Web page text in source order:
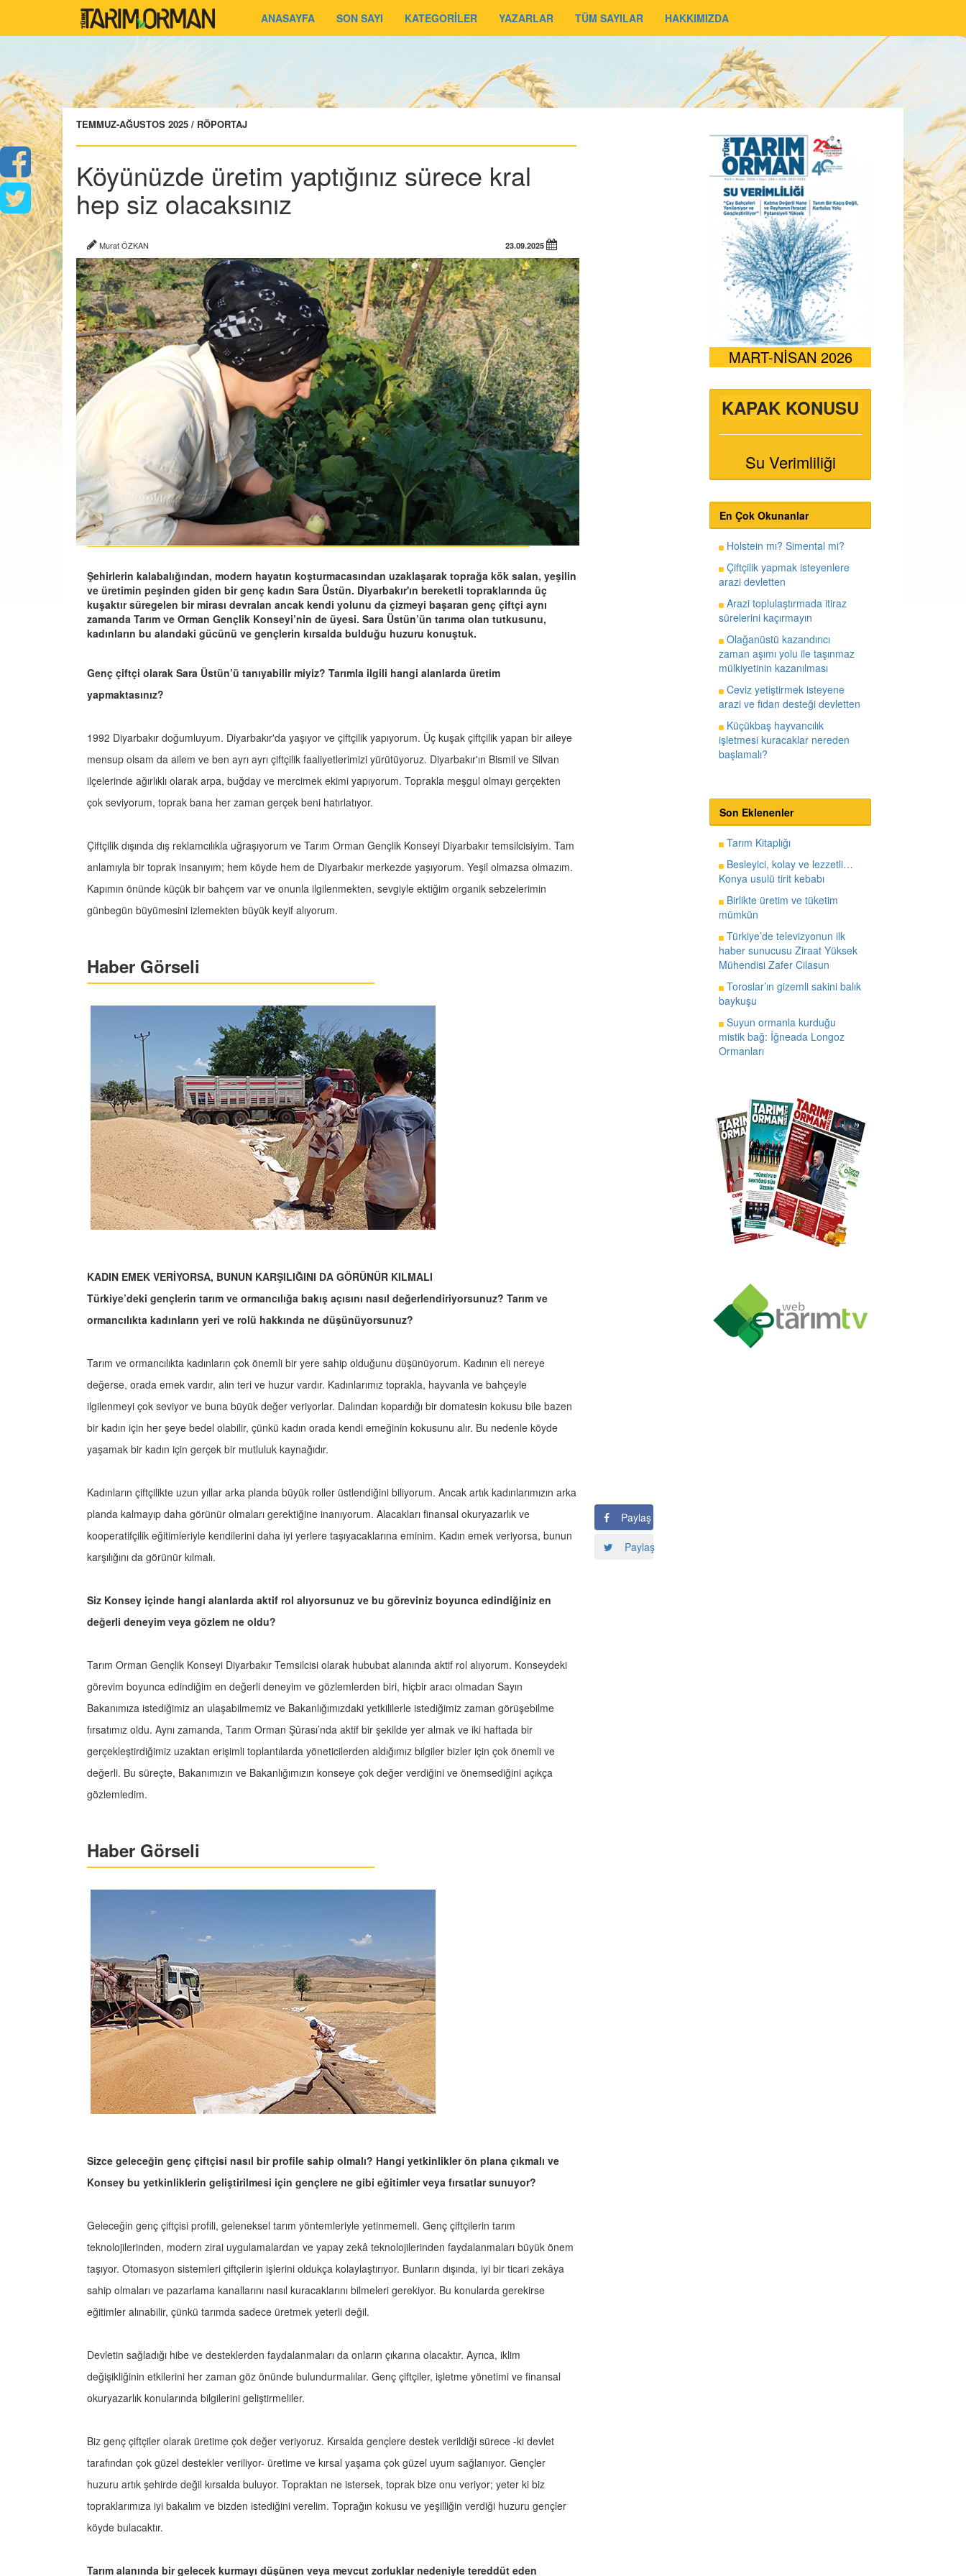
ANASAYFA SON SAYI KATEGORİLER YAZARLAR TÜM SAYILAR HAKKIMIZDA
TEMMUZ-AĞUSTOS 2025 / RÖPORTAJ
Köyünüzde üretim yaptığınız sürece kral
hep siz olacaksınız
Murat ÖZKAN 23.09.2025
Şehirlerin kalabalığından, modern hayatın koşturmacasından uzaklaşarak toprağa kök salan, yeşilin
ve üretimin peşinden giden bir genç kadın Sara Üstün. Diyarbakır'ın bereketli topraklarında üç
kuşaktır süregelen bir mirası devralan ancak kendi yolunu da çizmeyi başaran genç çiftçi aynı
zamanda Tarım ve Orman Gençlik Konseyi’nin de üyesi. Sara Üstün’ün tarıma olan tutkusunu,
kadınların bu alandaki gücünü ve gençlerin kırsalda bulduğu huzuru konuştuk.
Genç çiftçi olarak Sara Üstün’ü tanıyabilir miyiz? Tarımla ilgili hangi alanlarda üretim
yapmaktasınız?
1992 Diyarbakır doğumluyum. Diyarbakır'da yaşıyor ve çiftçilik yapıyorum. Üç kuşak çiftçilik yapan bir aileye
mensup olsam da ailem ve ben ayrı ayrı çiftçilik faaliyetlerimizi yürütüyoruz. Diyarbakır'ın Bismil ve Silvan
ilçelerinde ağırlıklı olarak arpa, buğday ve mercimek ekimi yapıyorum. Toprakla meşgul olmayı gerçekten
çok seviyorum, toprak bana her zaman gerçek beni hatırlatıyor.
Çiftçilik dışında dış reklamcılıkla uğraşıyorum ve Tarım Orman Gençlik Konseyi Diyarbakır temsilcisiyim. Tam
anlamıyla bir toprak insanıyım; hem köyde hem de Diyarbakır merkezde yaşıyorum. Yeşil olmazsa olmazım.
Kapımın önünde küçük bir bahçem var ve onunla ilgilenmekten, sevgiyle ektiğim organik sebzelerimin
günbegün büyümesini izlemekten büyük keyif alıyorum.
Haber Görseli
KADIN EMEK VERİYORSA, BUNUN KARŞILIĞINI DA GÖRÜNÜR KILMALI
Türkiye’deki gençlerin tarım ve ormancılığa bakış açısını nasıl değerlendiriyorsunuz? Tarım ve
ormancılıkta kadınların yeri ve rolü hakkında ne düşünüyorsunuz?
Tarım ve ormancılıkta kadınların çok önemli bir yere sahip olduğunu düşünüyorum. Kadının eli nereye
değerse, orada emek vardır, alın teri ve huzur vardır. Kadınlarımız toprakla, hayvanla ve bahçeyle
ilgilenmeyi çok seviyor ve buna büyük değer veriyorlar. Dalından kopardığı bir domatesin kokusu bile bazen
bir kadın için her şeye bedel olabilir, çünkü kadın orada kendi emeğinin kokusunu alır. Bu nedenle köyde
yaşamak bir kadın için gerçek bir mutluluk kaynağıdır.
Kadınların çiftçilikte uzun yıllar arka planda büyük roller üstlendiğini biliyorum. Ancak artık kadınlarımızın arka
planda kalmayıp daha görünür olmaları gerektiğine inanıyorum. Alacakları finansal okuryazarlık ve
kooperatifçilik eğitimleriyle kendilerini daha iyi yerlere taşıyacaklarına eminim. Kadın emek veriyorsa, bunun
karşılığını da görünür kılmalı.
Siz Konsey içinde hangi alanlarda aktif rol alıyorsunuz ve bu göreviniz boyunca edindiğiniz en
değerli deneyim veya gözlem ne oldu?
Tarım Orman Gençlik Konseyi Diyarbakır Temsilcisi olarak hububat alanında aktif rol alıyorum. Konseydeki
görevim boyunca edindiğim en değerli deneyim ve gözlemlerden biri, hiçbir aracı olmadan Sayın
Bakanımıza istediğimiz an ulaşabilmemiz ve Bakanlığımızdaki yetkililerle istediğimiz zaman görüşebilme
fırsatımız oldu. Aynı zamanda, Tarım Orman Şûrası’nda aktif bir şekilde yer almak ve iki haftada bir
gerçekleştirdiğimiz uzaktan erişimli toplantılarda yöneticilerden aldığımız bilgiler bizler için çok önemli ve
değerli. Bu süreçte, Bakanımızın ve Bakanlığımızın konseye çok değer verdiğini ve önemsediğini açıkça
gözlemledim.
Haber Görseli
Sizce geleceğin genç çiftçisi nasıl bir profile sahip olmalı? Hangi yetkinlikler ön plana çıkmalı ve
Konsey bu yetkinliklerin geliştirilmesi için gençlere ne gibi eğitimler veya fırsatlar sunuyor?
Geleceğin genç çiftçisi profili, geleneksel tarım yöntemleriyle yetinmemeli. Genç çiftçilerin tarım
teknolojilerinden, modern zirai uygulamalardan ve yapay zekâ teknolojilerinden faydalanmaları büyük önem
taşıyor. Otomasyon sistemleri çiftçilerin işlerini oldukça kolaylaştırıyor. Bunların dışında, iyi bir ticari zekâya
sahip olmaları ve pazarlama kanallarını nasıl kuracaklarını bilmeleri gerekiyor. Bu konularda gerekirse
eğitimler alınabilir, çünkü tarımda sadece üretmek yeterli değil.
Devletin sağladığı hibe ve desteklerden faydalanmaları da onların çıkarına olacaktır. Ayrıca, iklim
değişikliğinin etkilerini her zaman göz önünde bulundurmalılar. Genç çiftçiler, işletme yönetimi ve finansal
okuryazarlık konularında bilgilerini geliştirmeliler.
Biz genç çiftçiler olarak üretime çok değer veriyoruz. Kırsalda gençlere destek verildiği sürece -ki devlet
tarafından çok güzel destekler veriliyor- üretime ve kırsal yaşama çok güzel uyum sağlanıyor. Gençler
huzuru artık şehirde değil kırsalda buluyor. Topraktan ne istersek, toprak bize onu veriyor; yeter ki biz
topraklarımıza iyi bakalım ve bizden istediğini verelim. Toprağın kokusu ve yeşilliğin verdiği huzuru gençler
köyde bulacaktır.
Tarım alanında bir gelecek kurmayı düşünen veya mevcut zorluklar nedeniyle tereddüt eden
Paylaş
Paylaş
MART-NİSAN 2026
KAPAK KONUSU
Su Verimliliği
En Çok Okunanlar
Holstein mı? Simental mi?
Çiftçilik yapmak isteyenlere
arazi devletten
Arazi toplulaştırmada itiraz
sürelerini kaçırmayın
Olağanüstü kazandırıcı
zaman aşımı yolu ile taşınmaz
mülkiyetinin kazanılması
Ceviz yetiştirmek isteyene
arazi ve fidan desteği devletten
Küçükbaş hayvancılık
işletmesi kuracaklar nereden
başlamalı?
Son Eklenenler
Tarım Kitaplığı
Besleyici, kolay ve lezzetli…
Konya usulü tirit kebabı
Birlikte üretim ve tüketim
mümkün
Türkiye’de televizyonun ilk
haber sunucusu Ziraat Yüksek
Mühendisi Zafer Cilasun
Toroslar’ın gizemli sakini balık
baykuşu
Suyun ormanla kurduğu
mistik bağ: İğneada Longoz
Ormanları